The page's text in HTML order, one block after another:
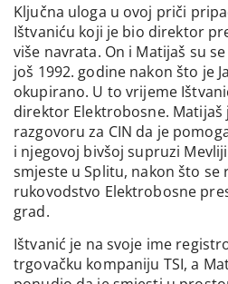
Ključna uloga u ovoj priči
Ištvaniću koji je bio direktor
više navrata. On i Matijaš su
još 1992. godine nakon što je
okupirano. U to vrijeme
direktor Elektrobosne. Matijaš
razgovoru za CIN da je
i njegovoj bivšoj supruzi
smjeste u Splitu, nakon što se
rukovodstvo Elektrobosne
grad.
Ištvanić je na svoje ime
trgovačku kompaniju TSI, a